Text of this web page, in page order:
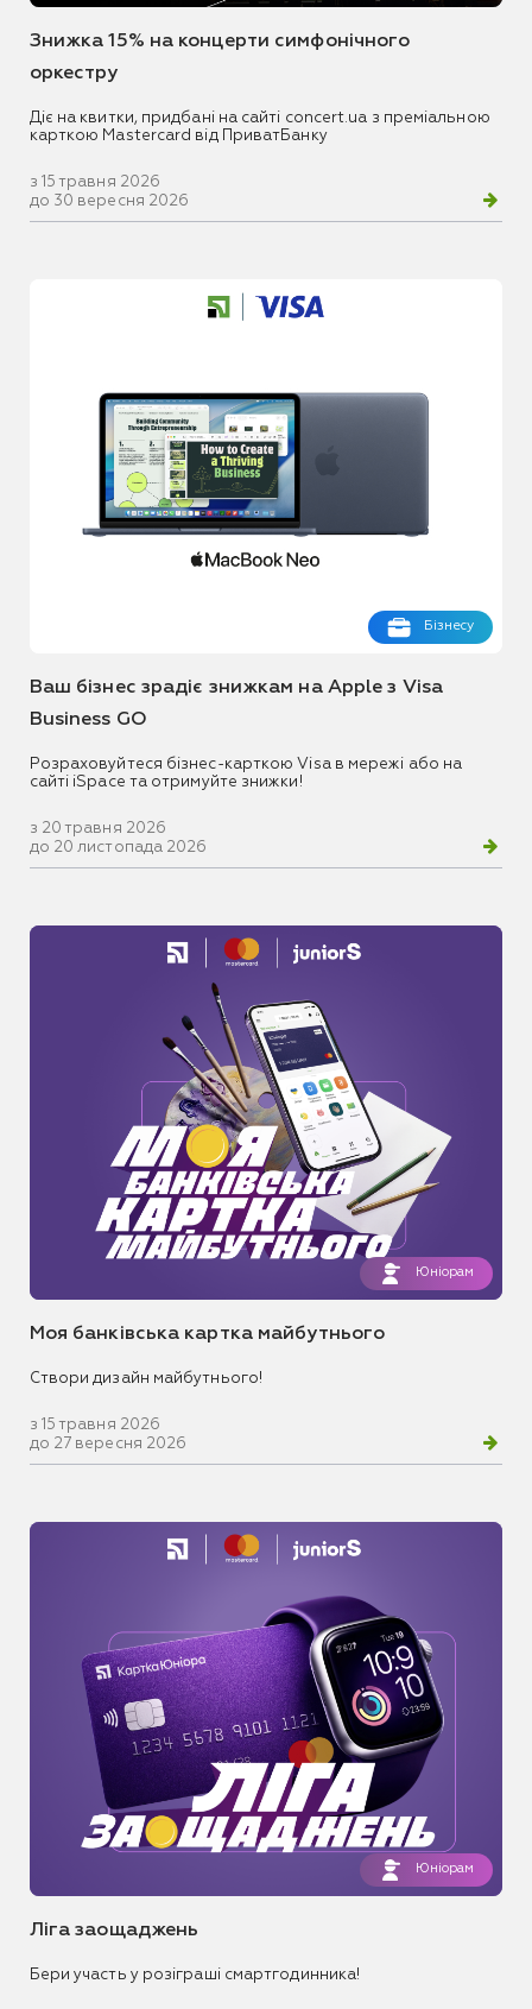
Знижка 15% на концерти симфонічного
оркестру
Діє на квитки, придбані на сайті concert.ua з преміальною
карткою Mastercard від ПриватБанку
з 15 травня 2026
до 30 вересня 2026
Бізнесу
Ваш бізнес зрадіє знижкам на Apple з Visa
Business GO
Розраховуйтеся бізнес-карткою Visa в мережі або на
сайті iSpace та отримуйте знижки!
з 20 травня 2026
до 20 листопада 2026
Юніорам
Моя банківська картка майбутнього
Створи дизайн майбутнього!
з 15 травня 2026
до 27 вересня 2026
Юніорам
Ліга заощаджень
Бери участь у розіграші смартгодинника!